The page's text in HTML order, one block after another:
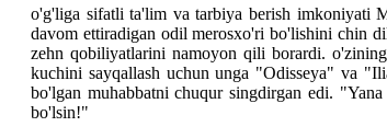
o'g'liga sifatli ta'lim va tarbiya berish imkoniyati
davom ettiradigan odil merosxo'ri bo'lishini chin
zehn qobiliyatlarini namoyon qili borardi.
kuchini sayqallash uchun unga "Odisseya" va
bo'lgan muhabbatni chuqur singdirgan edi.
bo'lsin!"